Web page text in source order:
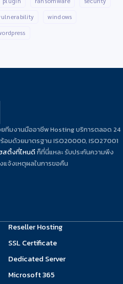
windows
ทีมงานมืออาชีพ Hosting บริการตลอด 24
อมด้วยมาตรฐาน ISO20000, ISO27001
สติ้งที่ไหนดีก็ที่นี่แหละ รับประกันความพึง
แจ้งเหตุผลในการขอคืน
Reseller Hosting
SSL Certificate
Dedicated Server
Microsoft 365